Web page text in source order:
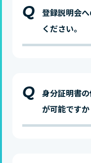
Q
登録説明会
ください。
Q
身分証明書
が可能ですか